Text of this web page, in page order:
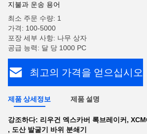
지불과 운송 용어
최소 주문 수량: 1
가격: 100-5000
포장 세부 사항: 나무 상자
공급 능력: 달 당 1000 PC
최고의 가격을 얻으십시오
제품 상세정보 제품 설명
강조하다: 리우건 엑스카버 록브레이커 ,
, 도산 발굴기 바위 분쇄기